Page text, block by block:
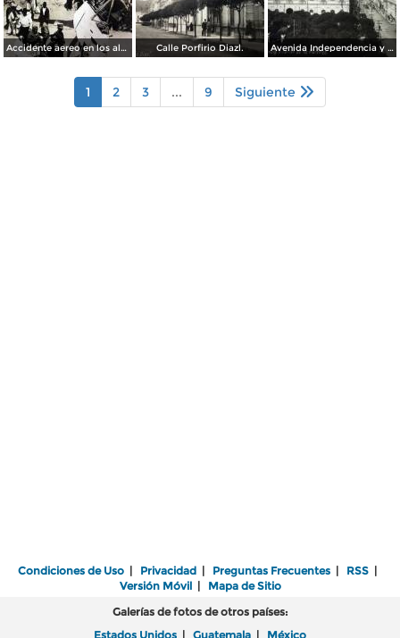
Accidente aereo en los alrededores de Toluca acaecido el dia 28 de Marzo de 1928 Muriendo 3 Americanos. Calle Porfirio Diazl. Avenida Independencia y Jardin de Los martires.
1 2 3 ... 9 Siguiente
Condiciones de Uso | Privacidad | Preguntas Frecuentes | RSS |
Versión Móvil| Mapa de Sitio
Galerías de fotos de otros países:
Estados Unidos | Guatemala | México